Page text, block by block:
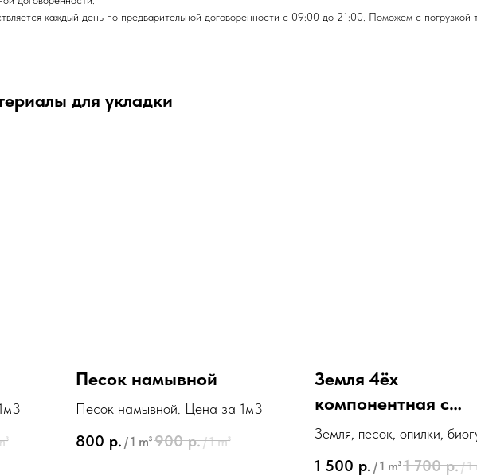
каждый день по предварительной договоренности с 09:00 до 21:00. Поможем с погрузкой
для укладки
Песок намывной
Песок намывной. Цена за 1м3
800 р. /1 m³900 р./1 m³
Земля 4ёх
компонентная с
биогумусом
Земля, песок, опилки,
1 500 р. /1 m³1 700 р./1